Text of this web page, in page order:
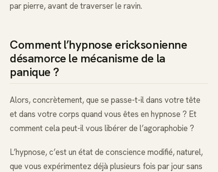
par pierre, avant de traverser le ravin.
Comment l’hypnose ericksonienne
désamorce le mécanisme de la
panique ?
Alors, concrètement, que se passe-t-il dans votre tête
et dans votre corps quand vous êtes en hypnose ? Et
comment cela peut-il vous libérer de l’agoraphobie ?
L’hypnose, c’est un état de conscience modifié, naturel,
que vous expérimentez déjà plusieurs fois par jour sans